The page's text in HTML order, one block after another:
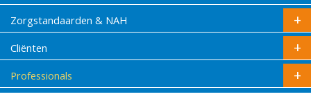
Zorgstandaarden & NAH
Cliënten
Professionals